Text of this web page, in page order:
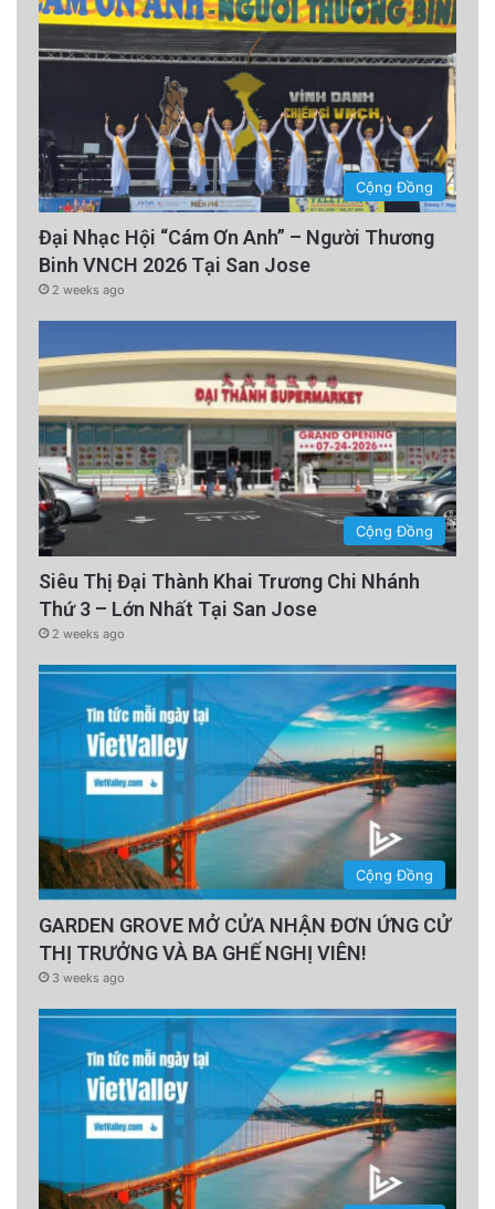
Cộng Đồng
Đại Nhạc Hội “Cám Ơn Anh” – Người Thương
Binh VNCH 2026 Tại San Jose
2 weeks ago
Cộng Đồng
Siêu Thị Đại Thành Khai Trương Chi Nhánh
Thứ 3 – Lớn Nhất Tại San Jose
2 weeks ago
Cộng Đồng
GARDEN GROVE MỞ CỬA NHẬN ĐƠN ỨNG CỬ
THỊ TRƯỞNG VÀ BA GHẾ NGHỊ VIÊN!
3 weeks ago